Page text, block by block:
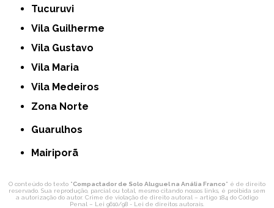
Tucuruvi
Vila Guilherme
Vila Gustavo
Vila Maria
Vila Medeiros
Zona Norte
Guarulhos
Mairiporã
O conteúdo do texto "Compactador de Solo Aluguel na Anália Franco" é de direito
reservado. Sua reprodução, parcial ou total, mesmo citando nossos links, é proibida sem
a autorização do autor. Crime de violação de direito autoral – artigo 184 do Código
Penal – Lei 9610/98 - Lei de direitos autorais